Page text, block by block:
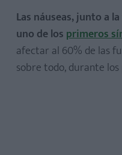
Los cambios
Las náuseas, junto a
uno de los primeros
afectar al 60% de las
sobre todo, durante